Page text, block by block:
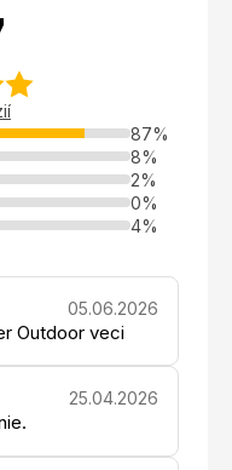
87%
8%
2%
0%
4%
05.06.2026
Outdoor veci
25.04.2026